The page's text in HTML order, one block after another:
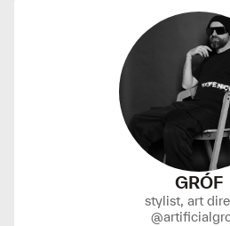
GRÓF
stylist, art